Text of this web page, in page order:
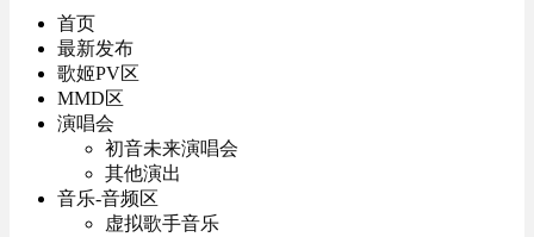
首页
最新发布
歌姬PV区
MMD区
演唱会
初音未来演唱会
其他演出
音乐-音频区
虚拟歌手音乐